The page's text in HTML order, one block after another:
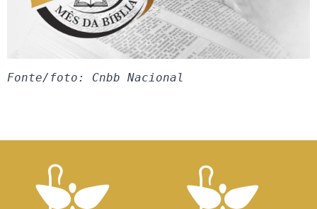
Fonte/foto: Cnbb Nacional